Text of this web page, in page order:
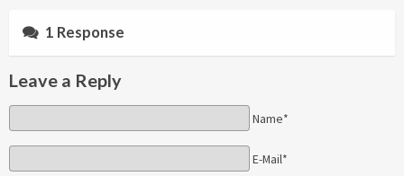
1 Response
Leave a Reply
Name*
E-Mail*